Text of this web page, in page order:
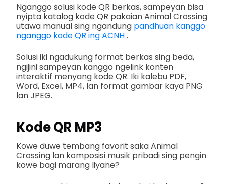
Nganggo solusi kode QR berkas, sampeyan bisa
nyipta katalog kode QR pakaian Animal Crossing
utawa manual sing ngandung pandhuan kanggo
nganggo kode QR ing ACNH.
Solusi iki ngadukung format berkas sing beda,
ngijini sampeyan kanggo ngelink konten
interaktif menyang kode QR. Iki kalebu PDF,
Word, Excel, MP4, lan format gambar kaya PNG
lan JPEG.
Kode QR MP3
Kowe duwe tembang favorit saka Animal
Crossing lan komposisi musik pribadi sing pengin
kowe bagi marang liyane?